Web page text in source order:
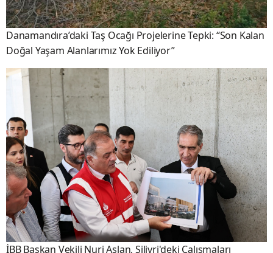
İlk Yorumu Siz Yapın
Bu haber için henüz onaylı yorum bulunmuyor. İlk yorumu siz
yapın.
BENZER HABERLER